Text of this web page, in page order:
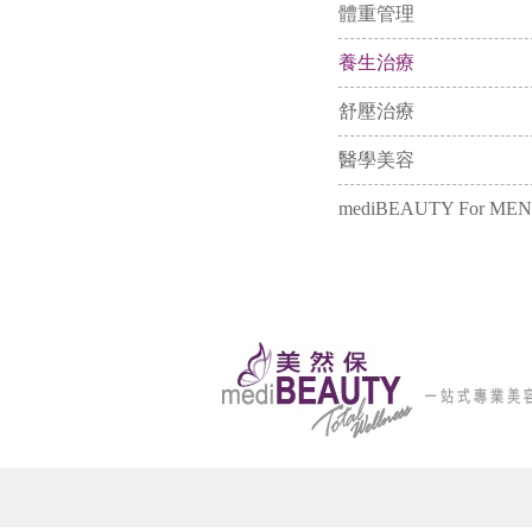
體重管理
養生治療
舒壓治療
醫學美容
mediBEAUTY For MEN